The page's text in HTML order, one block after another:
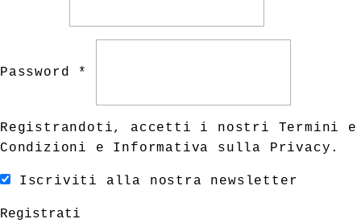
Password *
Registrandoti, accetti i nostri Termini e
Condizioni
e Informativa sulla Privacy .
Iscriviti alla nostra newsletter
Registrati